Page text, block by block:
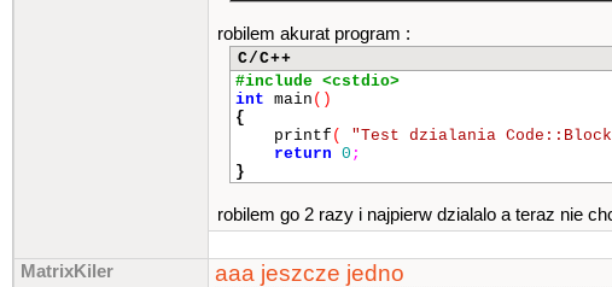
robilem akurat program :
C/C++
#include <cstdio>
int main ()
{
printf ( "Test dzialania
return 0 ;
}
robilem go 2 razy i najpierw dzialalo a teraz nie
MatrixKiler aaa jeszcze jedno